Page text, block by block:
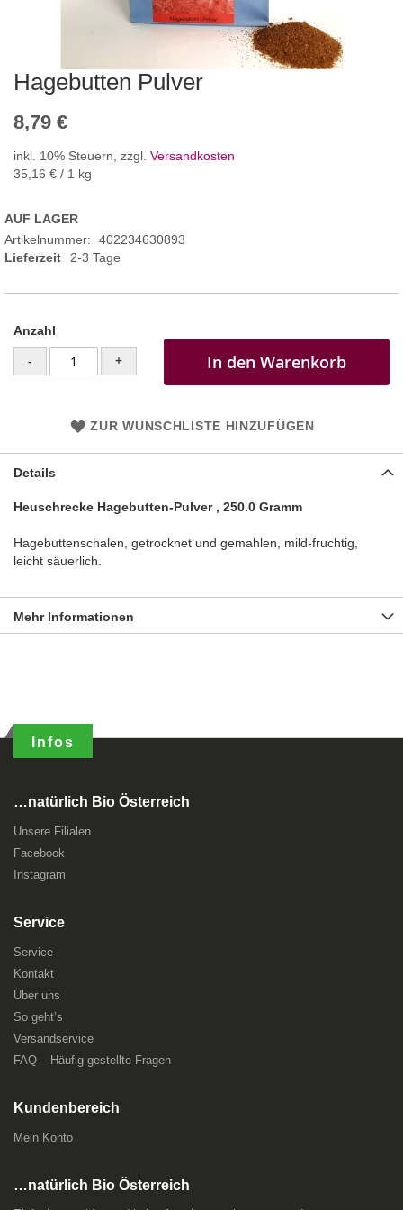
Hagebutten Pulver
8,79 €
inkl. 10% Steuern, zzgl. Versandkosten
35,16 € / 1 kg
AUF LAGER
Artikelnummer
402234630893
Lieferzeit
2-3 Tage
Anzahl
- + In den Warenkorb
ZUR WUNSCHLISTE HINZUFÜGEN
Details
Heuschrecke Hagebutten-Pulver , 250.0 Gramm
Hagebuttenschalen, getrocknet und gemahlen, mild-fruchtig,
leicht säuerlich.
Mehr Informationen
Infos
…natürlich Bio Österreich
Unsere Filialen
Facebook
Instagram
Service
Service
Kontakt
Über uns
So geht’s
Versandservice
FAQ – Häufig gestellte Fragen
Kundenbereich
Mein Konto
…natürlich Bio Österreich